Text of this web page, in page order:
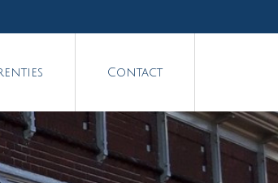
Contact